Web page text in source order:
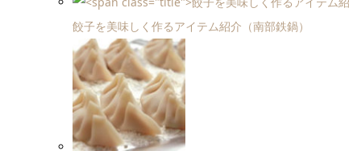
餃子を美味しく作るアイテム紹介（南部鉄鍋）